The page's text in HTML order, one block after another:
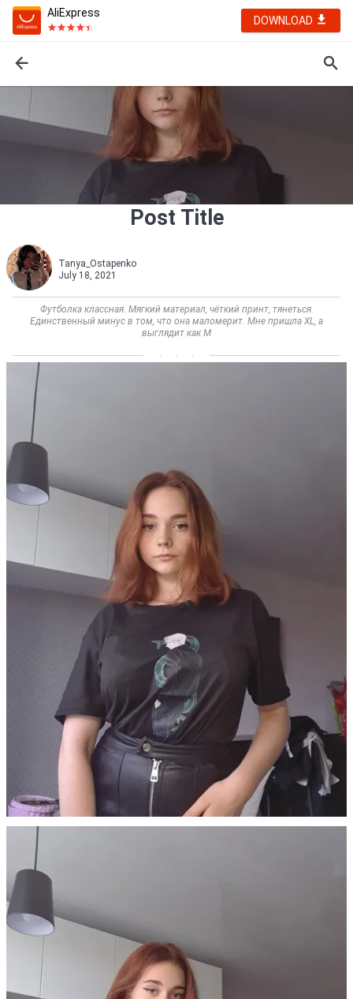
AliExpress
DOWNLOAD
Post Title
Tanya_Ostapenko
July 18, 2021
Футболка классная. Мягкий материал, чёткий принт, тянеться.
Единственный минус в том, что она маломерит. Мне пришла XL, а
выглядит как M